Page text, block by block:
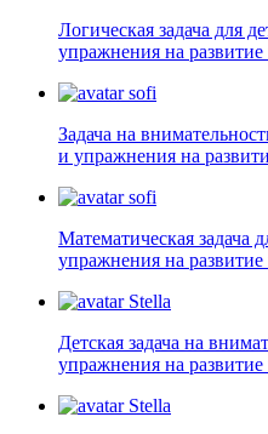
Логическая задача для
упражнения на
sofi
Задача на
и упражнения на
sofi
Математическая задача
упражнения на
Stella
Детская задача на
упражнения на
Stella